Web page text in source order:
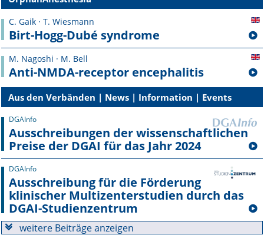
Kongresskalender
C. Gaik · T. Wiesmann
Birt-Hogg-Dubé syndrome
M. Nagoshi · M. Bell
Anti-NMDA-receptor encephalitis
Aus den Verbänden | News | Information | Events
DGAInfo
Ausschreibungen der wissenschaftlichen
Preise der DGAI für das Jahr 2024
DGAInfo
Ausschreibung für die Förderung
klinischer Multizenterstudien durch das
DGAI-Studienzentrum
weitere Beiträge anzeigen